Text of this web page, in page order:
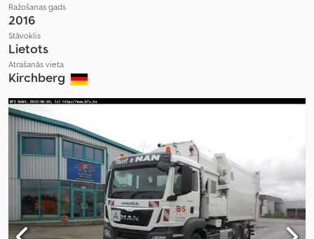
Ražošanas gads
2016
Stāvoklis
Lietots
Atrašanās vieta
Kirchberg